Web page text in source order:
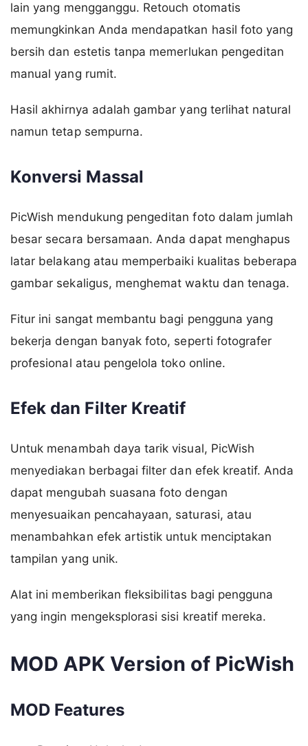
lain yang mengganggu. Retouch otomatis
memungkinkan Anda mendapatkan hasil foto yang
bersih dan estetis tanpa memerlukan pengeditan
manual yang rumit.
Hasil akhirnya adalah gambar yang terlihat natural
namun tetap sempurna.
Konversi Massal
PicWish mendukung pengeditan foto dalam jumlah
besar secara bersamaan. Anda dapat menghapus
latar belakang atau memperbaiki kualitas beberapa
gambar sekaligus, menghemat waktu dan tenaga.
Fitur ini sangat membantu bagi pengguna yang
bekerja dengan banyak foto, seperti fotografer
profesional atau pengelola toko online.
Efek dan Filter Kreatif
Untuk menambah daya tarik visual, PicWish
menyediakan berbagai filter dan efek kreatif. Anda
dapat mengubah suasana foto dengan
menyesuaikan pencahayaan, saturasi, atau
menambahkan efek artistik untuk menciptakan
tampilan yang unik.
Alat ini memberikan fleksibilitas bagi pengguna
yang ingin mengeksplorasi sisi kreatif mereka.
MOD APK Version of PicWish
MOD Features